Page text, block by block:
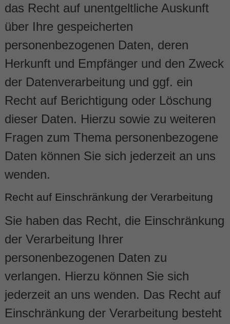
das Recht auf unentgeltliche Auskunft
über Ihre gespeicherten
personenbezogenen Daten, deren
Herkunft und Empfänger und den Zweck
der Datenverarbeitung und ggf. ein
Recht auf Berichtigung oder Löschung
dieser Daten. Hierzu sowie zu weiteren
Fragen zum Thema personenbezogene
Daten können Sie sich jederzeit an uns
wenden.
Recht auf Einschränkung der Verarbeitung
Sie haben das Recht, die Einschränkung
der Verarbeitung Ihrer
personenbezogenen Daten zu
verlangen. Hierzu können Sie sich
jederzeit an uns wenden. Das Recht auf
Einschränkung der Verarbeitung besteht